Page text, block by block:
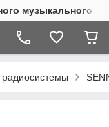
музыкального